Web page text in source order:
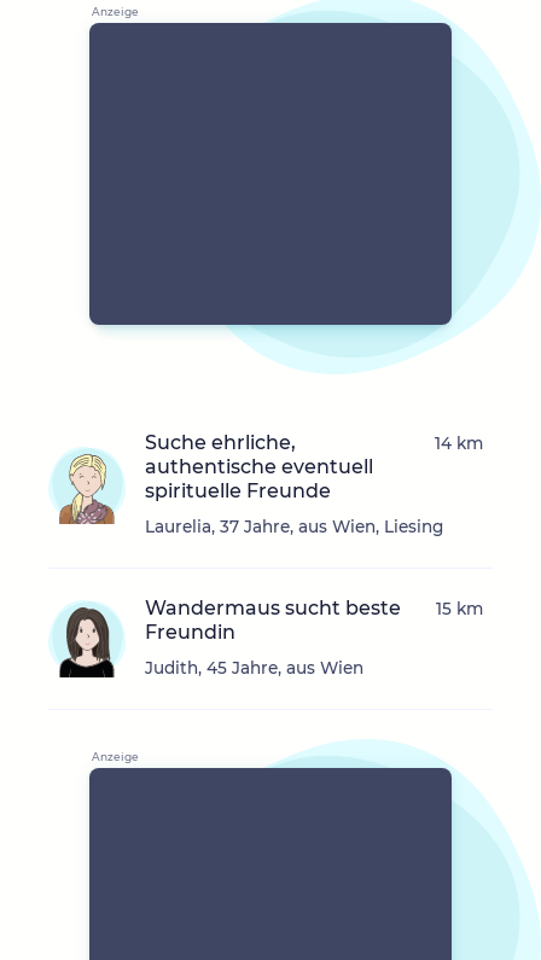
Suche ehrliche,
authentische eventuell
spirituelle Freunde
Laurelia, 37 Jahre, aus Wien, Liesing
14 km
Wandermaus sucht beste
Freundin
Judith, 45 Jahre, aus Wien
15 km